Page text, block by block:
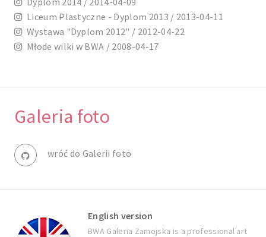
Liceum Plastyczne - Dyplom 2013 / 2013-04-11
Wystawa "Dyplom 2012" / 2012-04-22
Młode wilki w BWA / 2008-04-17
Galeria foto
wróć do Galerii foto
English version
BWA Galeria Zamojska is a professional art